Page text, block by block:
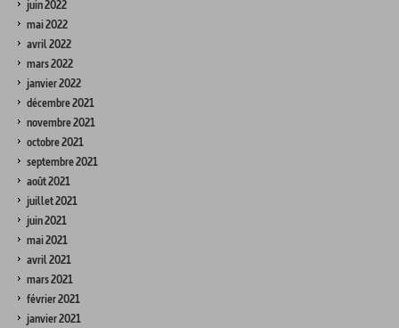
juin 2022
mai 2022
avril 2022
mars 2022
janvier 2022
décembre 2021
novembre 2021
octobre 2021
septembre 2021
août 2021
juillet 2021
juin 2021
mai 2021
avril 2021
mars 2021
février 2021
janvier 2021